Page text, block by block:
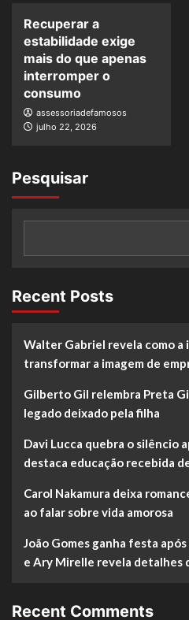
Recuperar a
estabilidade exige
mais do que apenas
interromper o
consumo
assessoriadefamosos
julho 22, 2026
Pesquisar
Recent Posts
Walter Gabriel revela como a
transformar a imagem de
Gilberto Gil relembra Preta
legado deixado pela filha
Davi Lucca quebra o silêncio
destaca educação recebida
Carol Nakamura deixa
ao falar sobre vida amorosa
João Gomes ganha festa
e Ary Mirelle revela detalhes
Recent Comments